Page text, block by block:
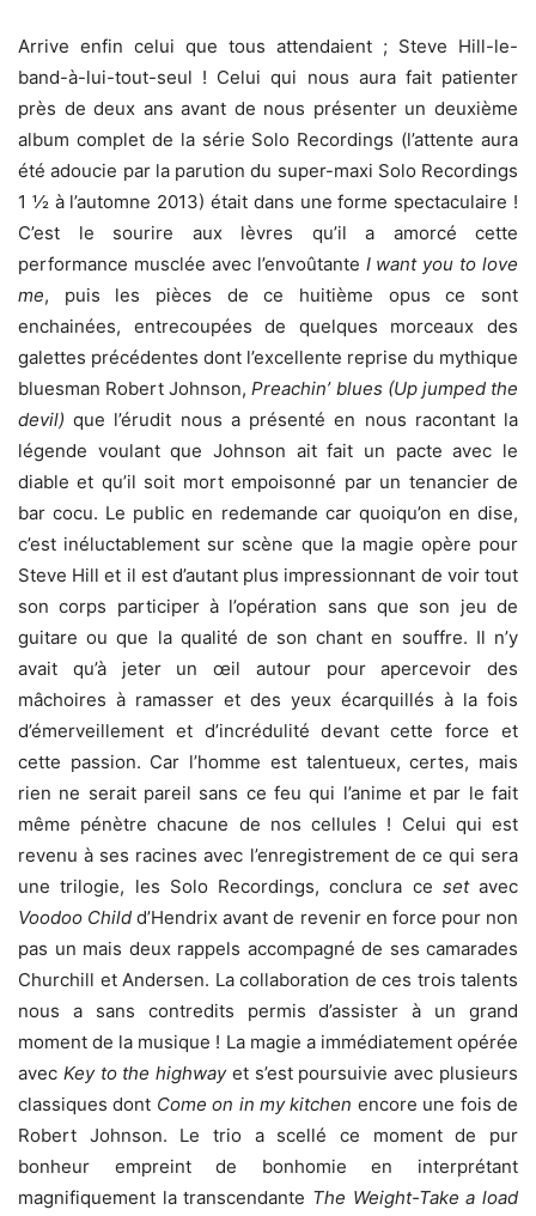
Arrive enfin celui que tous attendaient ; Steve Hill-le-
band-à-lui-tout-seul ! Celui qui nous aura fait patienter
près de deux ans avant de nous présenter un deuxième
album complet de la série Solo Recordings (l’attente aura
été adoucie par la parution du super-maxi Solo Recordings
1 ½ à l’automne 2013) était dans une forme spectaculaire !
C’est le sourire aux lèvres qu’il a amorcé cette
performance musclée avec l’envoûtante I want you to love
me, puis les pièces de ce huitième opus ce sont
enchainées, entrecoupées de quelques morceaux des
galettes précédentes dont l’excellente reprise du mythique
bluesman Robert Johnson,Preachin’ blues (Up jumped the
devil) que l’érudit nous a présenté en nous racontant la
légende voulant que Johnson ait fait un pacte avec le
diable et qu’il soit mort empoisonné par un tenancier de
bar cocu. Le public en redemande car quoiqu’on en dise,
c’est inéluctablement sur scène que la magie opère pour
Steve Hill et il est d’autant plus impressionnant de voir tout
son corps participer à l’opération sans que son jeu de
guitare ou que la qualité de son chant en souffre. Il n’y
avait qu’à jeter un œil autour pour apercevoir des
mâchoires à ramasser et des yeux écarquillés à la fois
d’émerveillement et d’incrédulité devant cette force et
cette passion. Car l’homme est talentueux, certes, mais
rien ne serait pareil sans ce feu qui l’anime et par le fait
même pénètre chacune de nos cellules ! Celui qui est
revenu à ses racines avec l’enregistrement de ce qui sera
une trilogie, les Solo Recordings, conclura ce setavec
Voodoo Child d’Hendrix avant de revenir en force pour non
pas un mais deux rappels accompagné de ses camarades
Churchill et Andersen. La collaboration de ces trois talents
nous a sans contredits permis d’assister à un grand
moment de la musique ! La magie a immédiatement opérée
avec Key to the highwayet s’est poursuivie avec plusieurs
classiques dont Come on in my kitchen encore une fois de
Robert Johnson. Le trio a scellé ce moment de pur
bonheur empreint de bonhomie en interprétant
magnifiquement la transcendante The Weight-Take a load